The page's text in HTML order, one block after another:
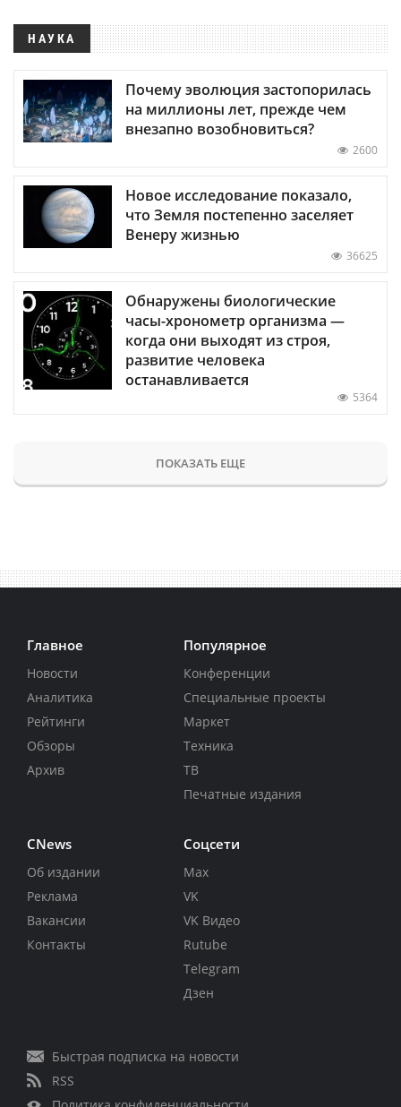
НАУКА
Почему эволюция застопорилась
на миллионы лет, прежде чем
внезапно возобновиться?
2600
Новое исследование показало,
что Земля постепенно заселяет
Венеру жизнью
36625
Обнаружены биологические
часы-хронометр организма —
когда они выходят из строя,
развитие человека
останавливается
5364
ПОКАЗАТЬ ЕЩЕ
Главное
Новости
Аналитика
Рейтинги
Обзоры
Архив
Популярное
Конференции
Специальные проекты
Маркет
Техника
ТВ
Печатные издания
CNews
Об издании
Реклама
Вакансии
Контакты
Соцсети
Max
VK
VK Видео
Rutube
Telegram
Дзен
Быстрая подписка на новости
RSS